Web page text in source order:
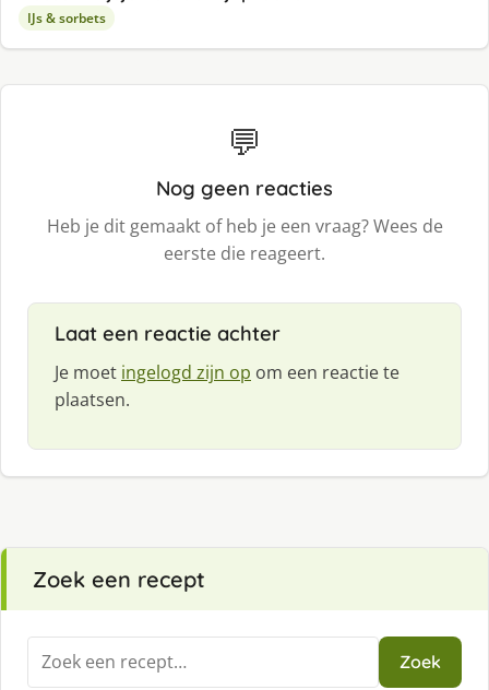
IJs & sorbets
💬
Nog geen reacties
Heb je dit gemaakt of heb je een vraag? Wees de
eerste die reageert.
Laat een reactie achter
Je moet ingelogd zijn op om een reactie te
plaatsen.
Zoek een recept
Zoeken
naar:
Zoek